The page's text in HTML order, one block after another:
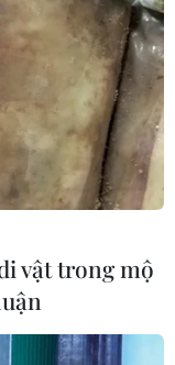
vật trong mộ